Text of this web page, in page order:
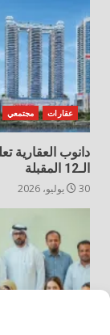
عقارات مجتمعي
الـ12 المقبلة
30 يوليو، 2026